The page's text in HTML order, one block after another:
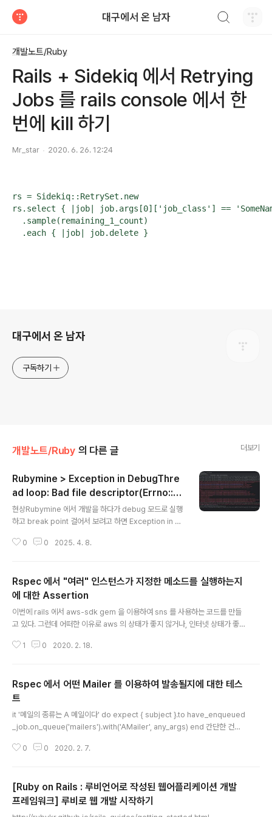
대구에서 온 남자
개발노트/Ruby
Rails + Sidekiq 에서 Retrying
Jobs 를 rails console 에서 한
번에 kill 하기
Mr_star 2020. 6. 26. 12:24
rs = Sidekiq::RetrySet.new
rs.select { |job| job.args[0]['job_class'] ==
  .sample(remaining_1_count)
  .each { |job| job.delete }
대구에서 온 남자
구독하기
개발노트/Ruby 의 다른 글 더보기
Rubymine > Exception in DebugThre
ad loop: Bad file descriptor(Errno::EB
ADF) 발생 시
현상Rubymine 에서 개발을 하다가 debug 모드로 실행
하고 break point 걸어서 보려고 하면 Exception in D
ADF) 이런 오류가 발생하면서 안 되는 경우가 있다. 해결
구성돼 있는 것을 single process 로 동작하도록 구성하
면 해결이 된다. 원인puma 가 multi processes 모드
(a.k.a. cluster mode)로 실행되면 [38032] * Mast
er PID: 38032[38032] - Worker 2 (PID: 38156) b
0 0 2025. 4. 8.
Rspec 에서 "여러" 인스턴스가 지정한 메소드를 실행하는지
에 대한 Assertion
이번에 rails 에서 aws-sdk gem 을 이용하여 sns 를 사용하는 코드를 만들
고 있다. 그런데 어떠한 이유로 aws 의 상태가 좋지 않거나, 인터넷 상태가 좋
법을 이용해 retry 로직을 구현하였다. begin 블럭안에서 처리하는 로직에서
용을 찾을 수 없어서, local variable 로 매번 인스턴스 생성하도록 처리하게
하였음) 여러 인스턴스가 생긴 것에 대해서 Rspec 에서는 자주 쓰이는 expe
ct 나 expect_a..
1 0 2020. 2. 18.
Rspec 에서 어떤 Mailer 를 이용하여 발송될지에 대한 테스
트
it '메일의 종류는 A 메일이다' do expect { subject }.to have_enqueued
_job.on_queue('mailers').with('AMailer', any_args) end 간단한 건데
ue 를 통해서 이뤄지므로, queue 에 넣는 내용을 확인하면 된다. "mailers"
넣어주면 된다.
0 0 2020. 2. 7.
[Ruby on Rails : 루비언어로 작성된 웹어플리케이션 개발
프레임워크] 루비로 웹 개발 시작하기